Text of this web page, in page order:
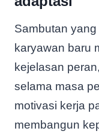
Sambutan
karyawan baru
kejelasan
selama masa
motivasi kerja
membangun